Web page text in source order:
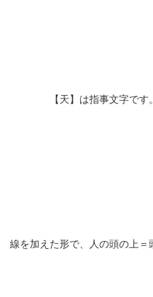
【天】は指事文字で
線を加えた形で、人の頭の上＝